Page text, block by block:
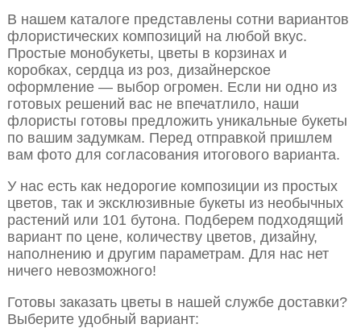
В нашем каталоге представлены сотни вариантов
флористических композиций на любой вкус.
Простые монобукеты, цветы в корзинах и
коробках, сердца из роз, дизайнерское
оформление — выбор огромен. Если ни одно из
готовых решений вас не впечатлило, наши
флористы готовы предложить уникальные букеты
по вашим задумкам. Перед отправкой пришлем
вам фото для согласования итогового варианта.
У нас есть как недорогие композиции из простых
цветов, так и эксклюзивные букеты из необычных
растений или 101 бутона. Подберем подходящий
вариант по цене, количеству цветов, дизайну,
наполнению и другим параметрам. Для нас нет
ничего невозможного!
Готовы заказать цветы в нашей службе доставки?
Выберите удобный вариант: